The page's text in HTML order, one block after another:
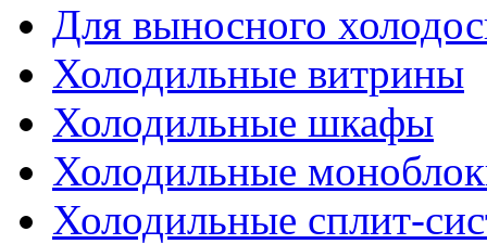
Для выносного
Холодильные витрины
Холодильные шкафы
Холодильные
Холодильные сплит-